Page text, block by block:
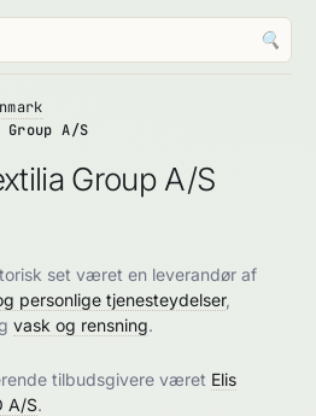
🔍
A/S
Group A/S
set været en leverandør af
personlige tjenesteydelser,
vask og rensning.
tilbudsgivere været Elis
A/S.